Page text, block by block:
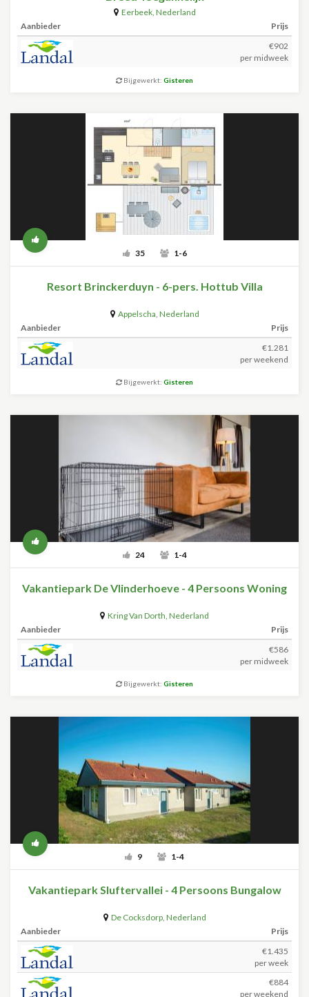
Eerbeek, Nederland
Aanbieder
Prijs
€902
per midweek
Bijgewerkt: Gisteren
35 1-6
Resort Brinckerduyn - 6-pers. Hottub Villa
Appelscha, Nederland
Aanbieder
Prijs
€1.281
per weekend
Bijgewerkt: Gisteren
24 1-4
Vakantiepark De Vlinderhoeve - 4 Persoons Woning
Kring Van Dorth, Nederland
Aanbieder
Prijs
€586
per midweek
Bijgewerkt: Gisteren
9 1-4
Vakantiepark Sluftervallei - 4 Persoons Bungalow
De Cocksdorp, Nederland
Aanbieder
Prijs
€1.435
per week
€884
per weekend